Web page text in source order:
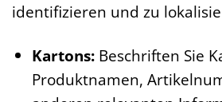
identifizieren und zu
Kartons:Beschriften Sie
Produktnamen,